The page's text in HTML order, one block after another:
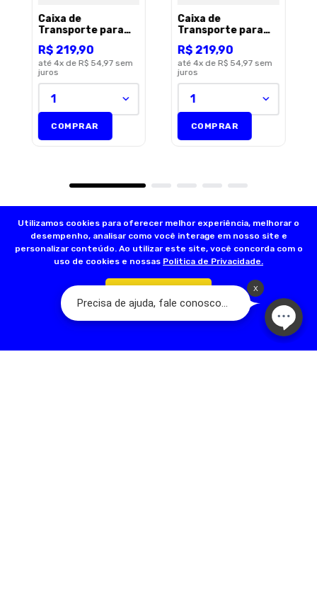
Utilizamos cookies para oferecer melhor experiência, melhorar o
desempenho, analisar como você interage em nosso site e
personalizar conteúdo. Ao utilizar este site, você concorda com o
uso de cookies e nossas Politica de Privacidade.
Caixa de
Transporte para
56,4x36,8x35,2cm
Cinza Shinpy
R$ 219,90
até 4x de R$ 54,97 sem
juros
1
COMPRAR
Caixa de
Transporte para
56,4x36,8x35,2cm
Azul Shinpy
R$ 219,90
até 4x de R$ 54,97 sem
juros
1
COMPRAR